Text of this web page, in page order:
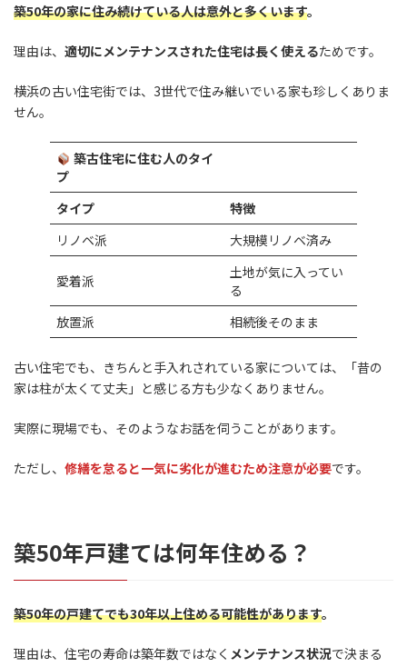
築50年の家に住み続けている人は意外と多くいます。
理由は、 適切にメンテナンスされた住宅は長く使えるためです。
横浜の古い住宅街では、3世代で住み継いでいる家も珍しくありま
せん。
築古住宅に住む人のタイ
プ
タイプ
特徴
リノベ派
大規模リノベ済み
愛着派
土地が気に入ってい
る
放置派
相続後そのまま
古い住宅でも、きちんと手入れされている家については、「昔の
家は柱が太くて丈夫」と感じる方も少なくありません。
実際に現場でも、そのようなお話を伺うことがあります。
ただし、 修繕を怠ると一気に劣化が進むため注意が必要です。
築50年戸建ては何年住める？
築50年の戸建てでも30年以上住める可能性があります。
理由は、住宅の寿命は築年数ではなく メンテナンス状況で決まる